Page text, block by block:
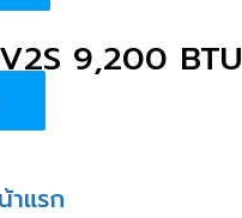
9,200 BTU
าแรก